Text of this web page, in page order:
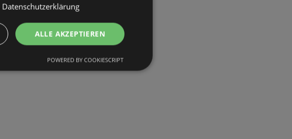
Datenschutzerklärung
ALLE AKZEPTIEREN
POWERED BY COOKIESCRIPT